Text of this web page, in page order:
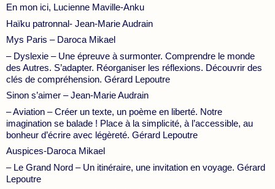
En mon ici, Lucienne Maville-Anku
Haïku patronnal- Jean-Marie Audrain
Mys Paris – Daroca Mikael
– Dyslexie – Une épreuve à surmonter. Comprendre le monde
des Autres. S’adapter. Réorganiser les réflexions. Découvrir des
clés de compréhension. Gérard Lepoutre
Sinon s’aimer – Jean-Marie Audrain
– Aviation – Créer un texte, un poème en liberté. Notre
imagination se balade ! Place à la simplicité, à l’accessible, au
bonheur d’écrire avec légèreté. Gérard Lepoutre
Auspices-Daroca Mikael
– Le Grand Nord – Un itinéraire, une invitation en voyage. Gérard
Lepoutre